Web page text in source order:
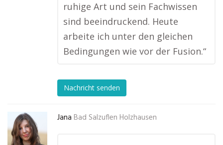
ruhige Art und sein Fachwissen
sind beeindruckend. Heute
arbeite ich unter den gleichen
Bedingungen wie vor der Fusion.“
Nachricht senden
Jana Bad Salzuflen Holzhausen